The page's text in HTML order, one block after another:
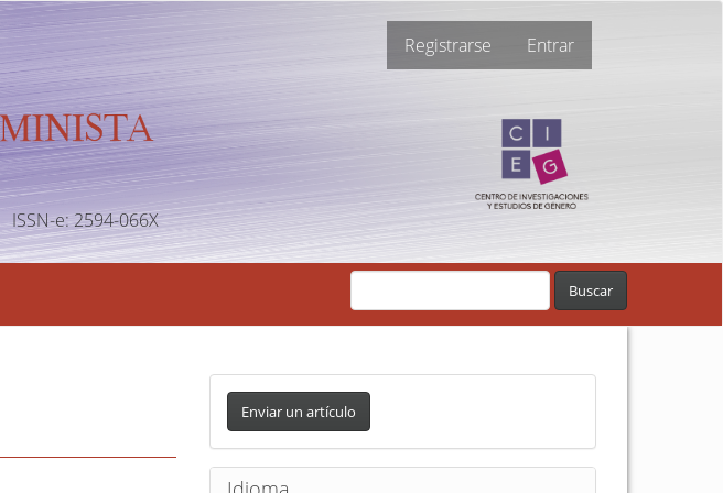
Registrarse Entrar
ISSN-e: 2594-066X
Buscar
E
v
i
Enviar un artículo